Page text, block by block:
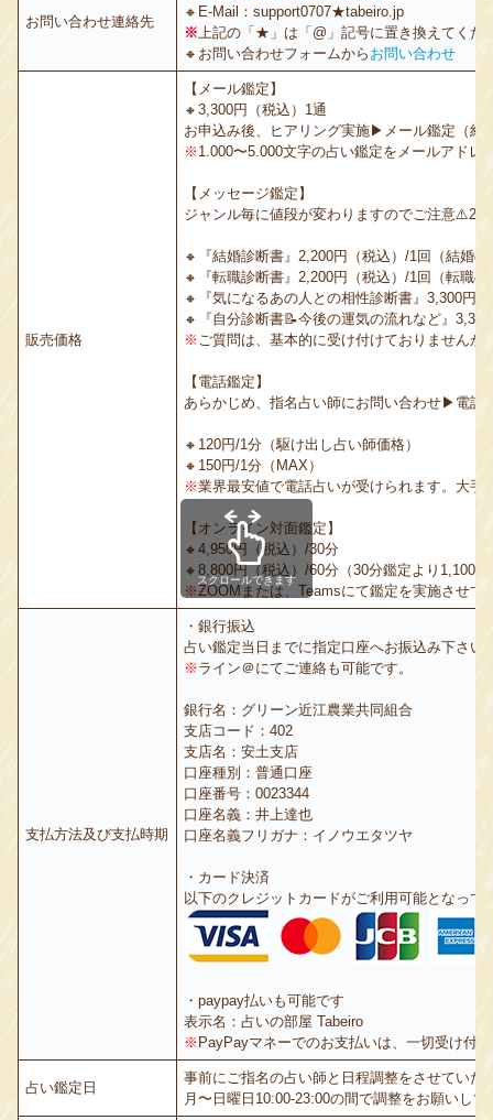
お問い合わせ連絡先
🔸E-Mail：support0707★tabeiro.jp
※ 上記の「★」は「@」記号に置き換えてくだ
🔸お問い合わせフォームから お問い合わせ
販売価格
【メール鑑定】
🔸3,300円（税込）1通
お申込み後、ヒアリング実施▶︎メール鑑定（
※ 1.000〜5.000文字の占い鑑定をメールアドレ
【メッセージ鑑定】
ジャンル毎に値段が変わりますのでご注意
🔸『結婚診断書』2,200円（税込）/1回（結婚
🔸『転職診断書』2,200円（税込）/1回（転職
🔸『気になるあの人との相性診断書』3,300円
🔸『自分診断書📝今後の運気の流れなど』
※ ご質問は、基本的に受け付けておりません
【電話鑑定】
あらかじめ、指名占い師にお問い合わせ▶︎電話
🔸120円/1分（駆け出し占い師価格）
🔸150円/1分（MAX）
※業界最安値で電話占いが受けられます。大
【オンライン対面鑑定】
🔸4,950円（税込）/30分
🔸8,800円（税込）/60分（30分鑑定より1,100
※ ZOOMまたは、Teamsにて鑑定を実施させて
支払方法及び支払時期
・銀行振込
占い鑑定当日までに指定口座へお振込み下さい
※ ライン＠にてご連絡も可能です。
銀行名：グリーン近江農業共同組合
支店コード：402
支店名：安土支店
口座種別：普通口座
口座番号：0023344
口座名義：井上達也
口座名義フリガナ：イノウエタツヤ
・カード決済
以下のクレジットカードがご利用可能となって
・paypay払いも可能です
表示名：占いの部屋 Tabeiro
※ PayPayマネーでのお支払いは、一切受け付
占い鑑定日
事前にご指名の占い師と日程調整をさせていた
月〜日曜日10:00-23:00の間で調整をお願いし
スクロールできます